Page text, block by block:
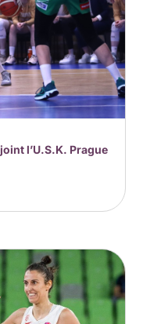
l’U.S.K. Prague